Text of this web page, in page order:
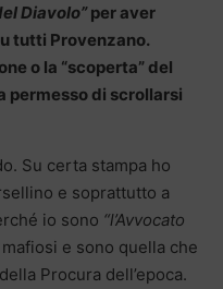
Diavolo”per aver
tutti Provenzano.
o la “scoperta” del
permesso di scrollarsi
Su certa stampa ho
e soprattutto a
io sono “l’Avvocato
e sono quella che
Procura dell’epoca.